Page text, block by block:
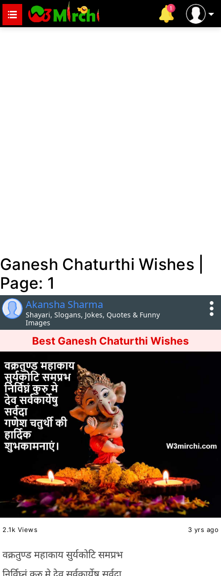
Ganesh Chaturthi Wishes |
Page: 1
Akansha Sharma
Shayari, Slogans, Jokes, Quotes & Funny
Images
Best Ganesh Chaturthi Wishes
2.1k Views 3 yrs ago
वक्रतुण्ड महाकाय सुर्यकोटि समप्रभ